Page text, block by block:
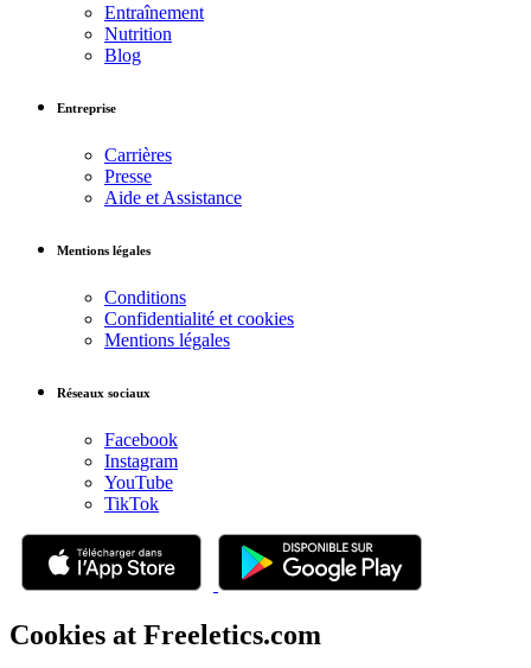
Entraînement
Nutrition
Blog
Entreprise
Carrières
Presse
Aide et Assistance
Mentions légales
Conditions
Confidentialité et cookies
Mentions légales
Réseaux sociaux
Facebook
Instagram
YouTube
TikTok
Cookies at Freeletics.com